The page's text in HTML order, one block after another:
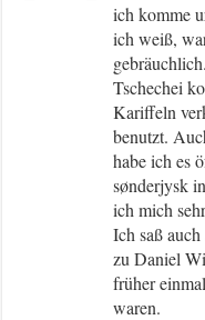
ich komme
ich weiß,
Tschechei
Kariffeln
benutzt.
habe ich es
sønderjysk
ich mich
Ich saß
zu Daniel
früher
waren.